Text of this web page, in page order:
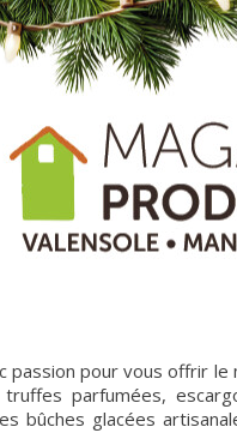
pour vous offrir
parfumées,
bûches glacées